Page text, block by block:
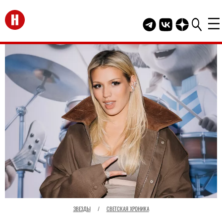
Перейти на главную
Telegram канал
Группа HELLO
Канал
ЗВЕЗДЫ / СВЕТСКАЯ ХРОНИКА